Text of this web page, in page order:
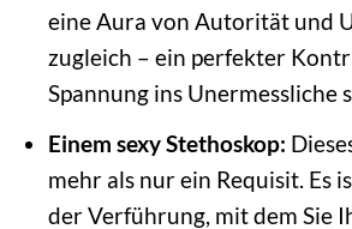
eine Aura von Autorität und
zugleich – ein perfekter
Spannung ins Unermessliche
Einem sexy Stethoskop:
mehr als nur ein Requisit. Es
der Verführung, mit dem Sie